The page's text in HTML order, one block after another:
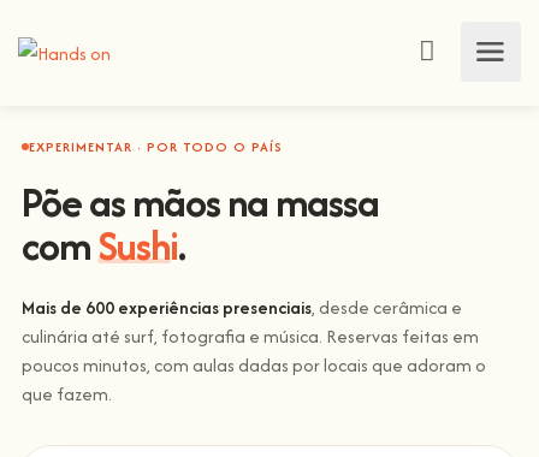
EXPERIMENTAR · POR TODO O PAÍS
Põe as mãos na massa
comSushi.
Mais de 600 experiências presenciais, desde cerâmica e
culinária até surf, fotografia e música. Reservas feitas em
poucos minutos, com aulas dadas por locais que adoram o
que fazem.